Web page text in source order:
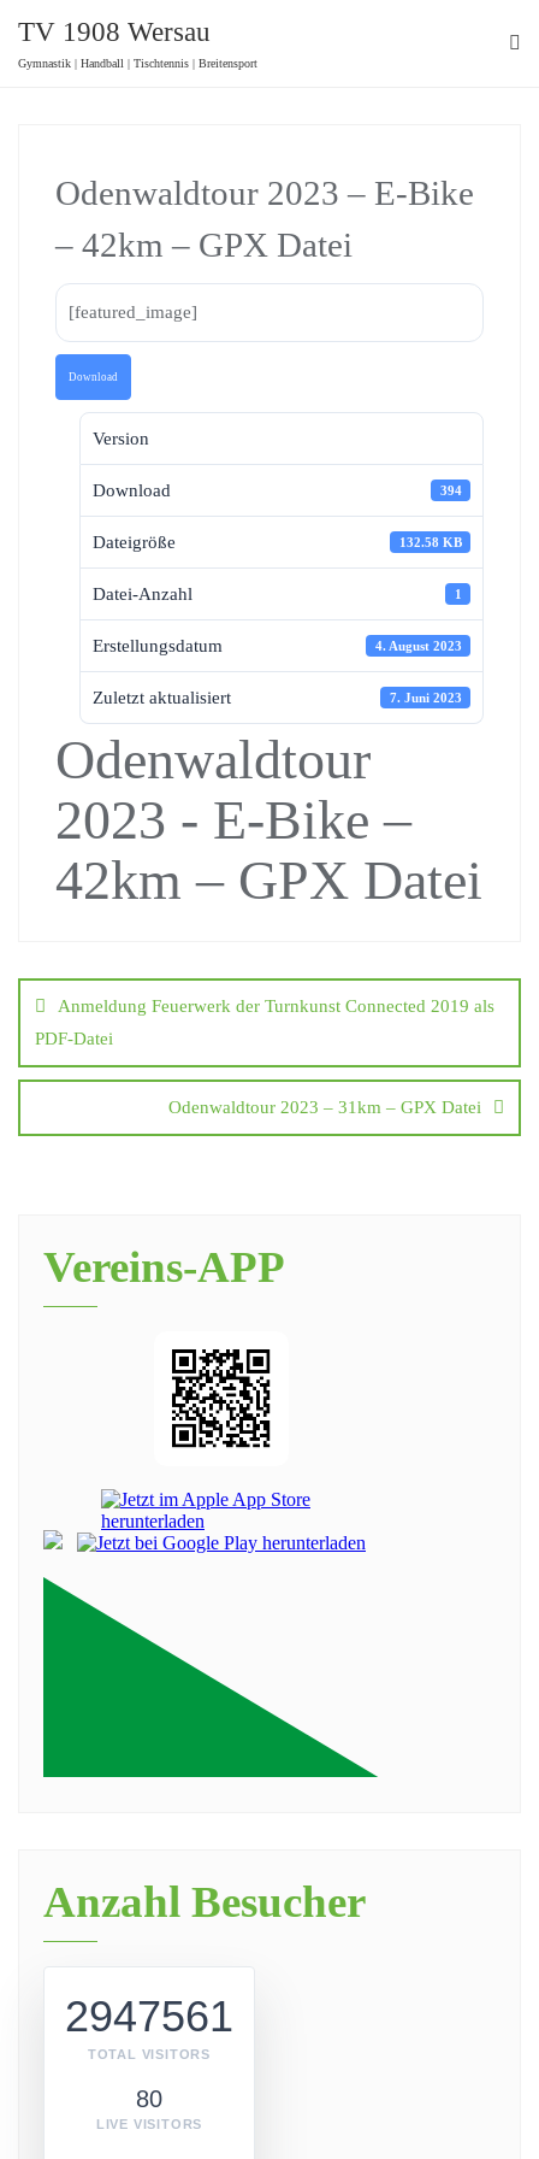
TV 1908 Wersau
Gymnastik | Handball | Tischtennis | Breitensport
Odenwaldtour 2023 – E-Bike
– 42km – GPX Datei
[featured_image]
Download
Version
Download 394
Dateigröße 132.58 KB
Datei-Anzahl 1
Erstellungsdatum 4. August 2023
Zuletzt aktualisiert 7. Juni 2023
Odenwaldtour
2023 - E-Bike –
42km – GPX Datei
Anmeldung Feuerwerk der Turnkunst Connected 2019 als
PDF-Datei
Odenwaldtour 2023 – 31km – GPX Datei
Vereins-APP
Anzahl Besucher
2947561
TOTAL VISITORS
80
LIVE VISITORS